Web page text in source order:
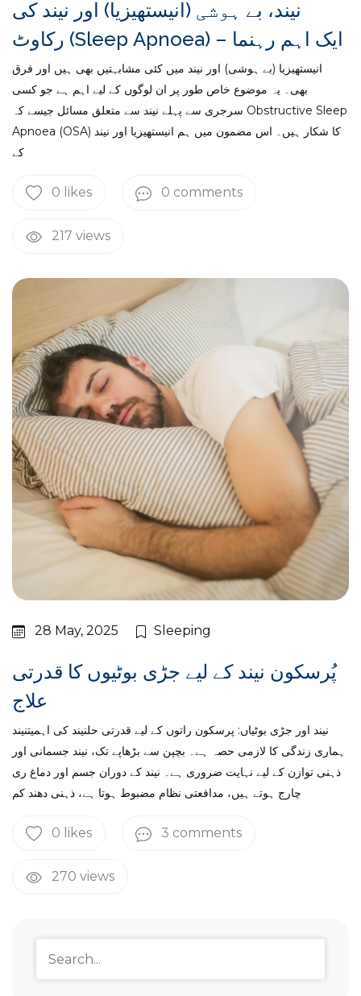
نیند، بے ہوشی (انیستھیزیا) اور نیند کی
رکاوٹ (Sleep Apnoea) – ایک اہم رہنما
انیستھیزیا (بے ہوشی) اور نیند میں کئی مشابہتیں بھی ہیں اور فرق
بھی۔ یہ موضوع خاص طور پر ان لوگوں کے لیے اہم ہے جو کسی
سرجری سے پہلے نیند سے متعلق مسائل جیسے کہ Obstructive Sleep
Apnoea (OSA) کا شکار ہیں۔ اس مضمون میں ہم انیستھیزیا اور نیند
کے
0 likes 0 comments
217 views
28 May, 2025 Sleeping
پُرسکون نیند کے لیے جڑی بوٹیوں کا قدرتی
علاج
نیند اور جڑی بوٹیاں: پرسکون راتوں کے لیے قدرتی حلنیند کی اہمیتنیند
ہماری زندگی کا لازمی حصہ ہے۔ بچپن سے بڑھاپے تک، نیند جسمانی اور
ذہنی توازن کے لیے نہایت ضروری ہے۔ نیند کے دوران جسم اور دماغ ری
چارج ہوتے ہیں، مدافعتی نظام مضبوط ہوتا ہے، ذہنی دھند کم
0 likes 3 comments
270 views